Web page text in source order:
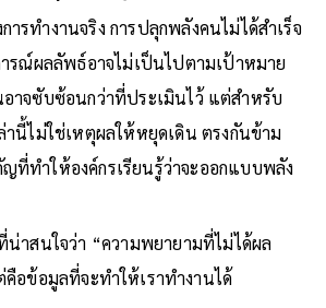
รทำงานจริง การปลุกพลังคนไม่ได้สำเร็จ
รณ์ผลลัพธ์อาจไม่เป็นไปตามเป้าหมาย
าจซับซ้อนกว่าที่ประเมินไว้ แต่สำหรับ
านี้ไม่ใช่เหตุผลให้หยุดเดิน ตรงกันข้าม
ญที่ทำให้องค์กรเรียนรู้ว่าจะออกแบบพลัง
าสนใจว่า “ความพยายามที่ไม่ได้ผล
อข้อมูลที่จะทำให้เราทำงานได้